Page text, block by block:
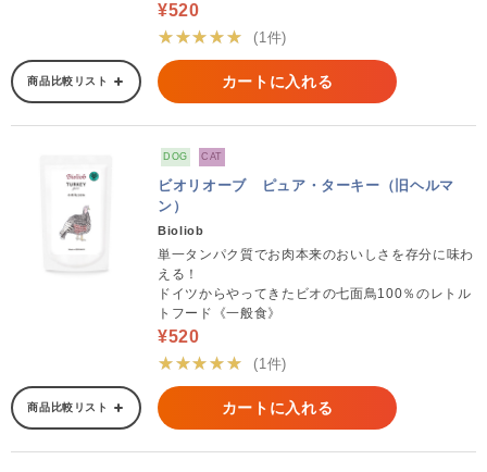
¥520
★★★★★
(1件)
商品比較リスト カートに入れる
DOG CAT
ビオリオーブ ピュア・ターキー（旧ヘルマ
ン）
Bioliob
単一タンパク質でお肉本来のおいしさを存分に味わ
える！
ドイツからやってきたビオの七面鳥100％のレトル
トフード《一般食》
¥520
★★★★★
(1件)
商品比較リスト カートに入れる